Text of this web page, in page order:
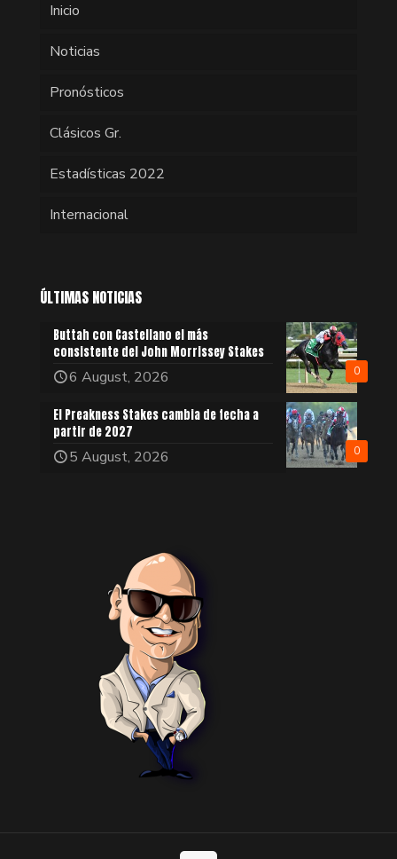
Inicio
Noticias
Pronósticos
Clásicos Gr.
Estadísticas 2022
Internacional
ÚLTIMAS NOTICIAS
0
Buttah con Castellano el más
consistente del John Morrissey Stakes
6 August, 2026
0
El Preakness Stakes cambia de fecha a
partir de 2027
5 August, 2026